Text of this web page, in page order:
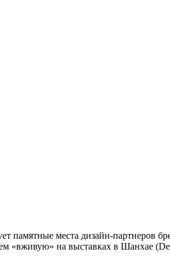
памятные места дизайн-партнеров
«вживую» на выставках в Шанхае (